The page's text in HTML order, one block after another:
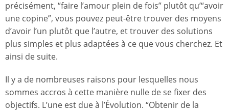
précisément, “faire l’amour plein de fois” plutôt qu’“avoir
une copine”, vous pouvez peut-être trouver des moyens
d’avoir l’un plutôt que l’autre, et trouver des solutions
plus simples et plus adaptées à ce que vous cherchez. Et
ainsi de suite.
Il y a de nombreuses raisons pour lesquelles nous
sommes accros à cette manière nulle de se fixer des
objectifs. L’une est due à l’Évolution. “Obtenir de la